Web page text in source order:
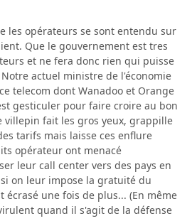
les opérateurs se sont entendu sur
Que le gouvernement est tres
et ne fera donc rien qui puisse
actuel ministre de l'économie
telecom dont Wanadoo et Orange
gesticuler pour faire croire au bon
villepin fait les gros yeux, grappille
tarifs mais laisse ces enflure
opérateur ont menacé
leur call center vers des pays en
on leur impose la gratuité du
écrasé une fois de plus... (En même
quand il s'agit de la défense